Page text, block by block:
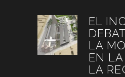
EL
LA
EN
LA